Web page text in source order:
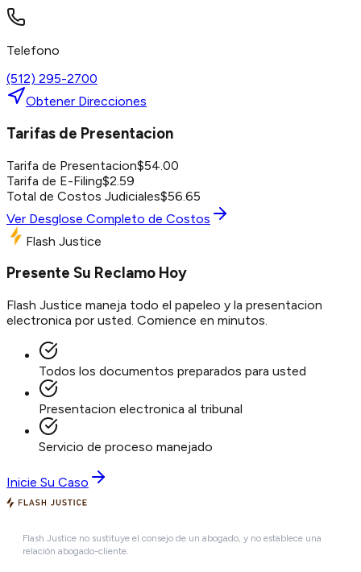
Telefono
(512) 295-2700
Obtener Direcciones
Tarifas de Presentacion
Tarifa de Presentacion$54.00
Tarifa de E-Filing$2.59
Total de Costos Judiciales$56.65
Ver Desglose Completo de Costos
Flash Justice
Presente Su Reclamo Hoy
Flash Justice maneja todo el papeleo y la presentacion
electronica por usted. Comience en minutos.
Todos los documentos preparados para usted
Presentacion electronica al tribunal
Servicio de proceso manejado
Inicie Su Caso
Flash Justice no sustituye el consejo de un abogado, y no establece una
relación abogado-cliente.